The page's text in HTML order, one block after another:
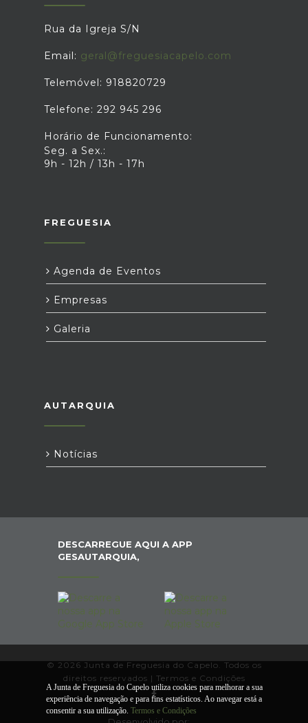
Rua da Igreja S/N
Email: geral@freguesiacapelo.com
Telemóvel: 918820729
Telefone: 292 945 296
Horário de Funcionamento:
Seg. a Sex.:
9h - 12h / 13h - 17h
FREGUESIA
Agenda de Eventos
Empresas
Galeria
AUTARQUIA
Notícias
DESCARREGUE AQUI A APP
GESAUTARQUIA,
© 2026 Junta de Freguesia do Capelo. Todos os
direitos reservados | Termos e Condições
A Junta de Freguesia do Capelo utiliza cookies para melhorar a sua
experiência de navegação e para fins estatísticos. Ao navegar está a
consentir a sua utilização. Termos e Condições